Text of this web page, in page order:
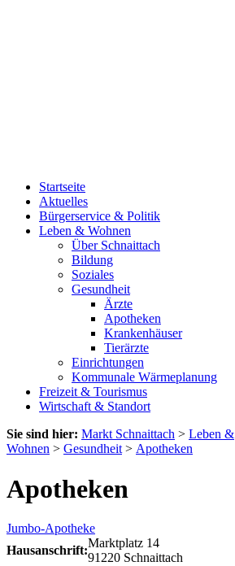
Startseite
Aktuelles
Bürgerservice & Politik
Leben & Wohnen
Über Schnaittach
Bildung
Soziales
Gesundheit
Ärzte
Apotheken
Krankenhäuser
Tierärzte
Einrichtungen
Kommunale Wärmeplanung
Freizeit & Tourismus
Wirtschaft & Standort
Sie sind hier: Markt Schnaittach > Leben &
Wohnen > Gesundheit > Apotheken
Apotheken
Jumbo-Apotheke
Hausanschrift:
Marktplatz 14
91220 Schnaittach